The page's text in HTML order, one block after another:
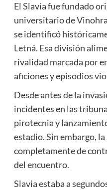
El Slavia fue fundado
universitario de
se identificó
Letná. Esa división
rivalidad marcada por
aficiones y episodios
Desde antes de la
incidentes en las
pirotecnia y
estadio. Sin embargo,
completamente de
del encuentro.
Slavia estaba a